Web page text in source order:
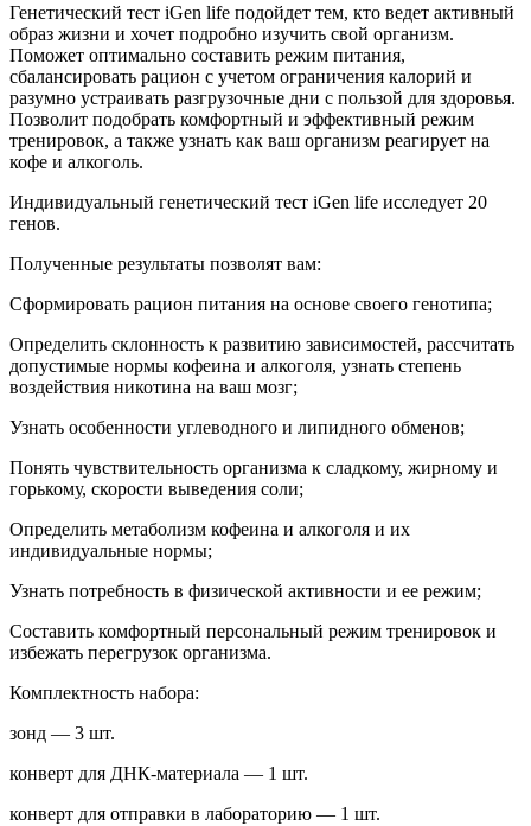
Генетический тест iGen life подойдет тем, кто ведет активный
образ жизни и хочет подробно изучить свой организм.
Поможет оптимально составить режим питания,
сбалансировать рацион с учетом ограничения калорий и
разумно устраивать разгрузочные дни с пользой для здоровья.
Позволит подобрать комфортный и эффективный режим
тренировок, а также узнать как ваш организм реагирует на
кофе и алкоголь.
Индивидуальный генетический тест iGen life исследует 20
генов.
Полученные результаты позволят вам:
Сформировать рацион питания на основе своего генотипа;
Определить склонность к развитию зависимостей, рассчитать
допустимые нормы кофеина и алкоголя, узнать степень
воздействия никотина на ваш мозг;
Узнать особенности углеводного и липидного обменов;
Понять чувствительность организма к сладкому, жирному и
горькому, скорости выведения соли;
Определить метаболизм кофеина и алкоголя и их
индивидуальные нормы;
Узнать потребность в физической активности и ее режим;
Составить комфортный персональный режим тренировок и
избежать перегрузок организма.
Комплектность набора:
зонд — 3 шт.
конверт для ДНК-материала — 1 шт.
конверт для отправки в лабораторию — 1 шт.